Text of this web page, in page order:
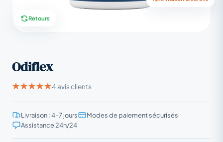
Retours
Odiflex
4 avis clients
Livraison : 4–7 jours
Modes de paiement sécurisés
Assistance 24h/24